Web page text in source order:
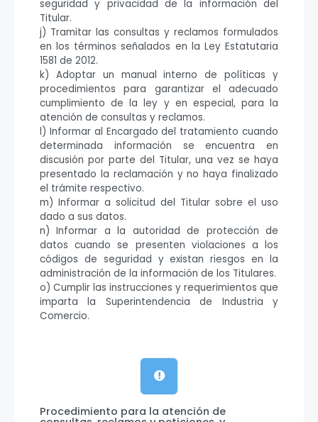
seguridad y privacidad de la información del
Titular.
j) Tramitar las consultas y reclamos formulados
en los términos señalados en la Ley Estatutaria
1581 de 2012.
k) Adoptar un manual interno de políticas y
procedimientos para garantizar el adecuado
cumplimiento de la ley y en especial, para la
atención de consultas y reclamos.
l) Informar al Encargado del tratamiento cuando
determinada información se encuentra en
discusión por parte del Titular, una vez se haya
presentado la reclamación y no haya finalizado
el trámite respectivo.
m) Informar a solicitud del Titular sobre el uso
dado a sus datos.
n) Informar a la autoridad de protección de
datos cuando se presenten violaciones a los
códigos de seguridad y existan riesgos en la
administración de la información de los Titulares.
o) Cumplir las instrucciones y requerimientos que
imparta la Superintendencia de Industria y
Comercio.
Procedimiento para la atención de